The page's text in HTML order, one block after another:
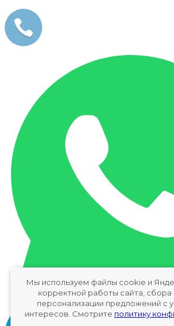
Мы используем файлы cookie и
корректной работы сайта, сбора
персонализации предложений с
интересов. Смотрите политику